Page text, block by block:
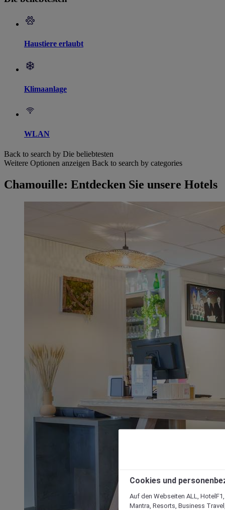
Haustiere erlaubt
Klimaanlage
WLAN
Back to search by Die beliebtesten
Weitere Optionen anzeigen Back to search by categories
Chamouille: Entdecken Sie unsere Hotels
Cookies und
Auf den Webseiten ALL,
Mantra, Resorts, Business